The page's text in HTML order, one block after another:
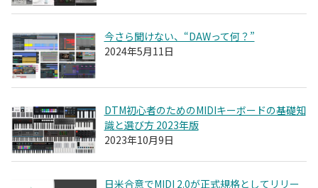
今さら聞けない、“DAWって何？”
2024年5月11日
DTM初心者のためのMIDIキーボードの基礎知
識と選び方 2023年版
2023年10月9日
日米合意でMIDI 2.0が正式規格としてリリー